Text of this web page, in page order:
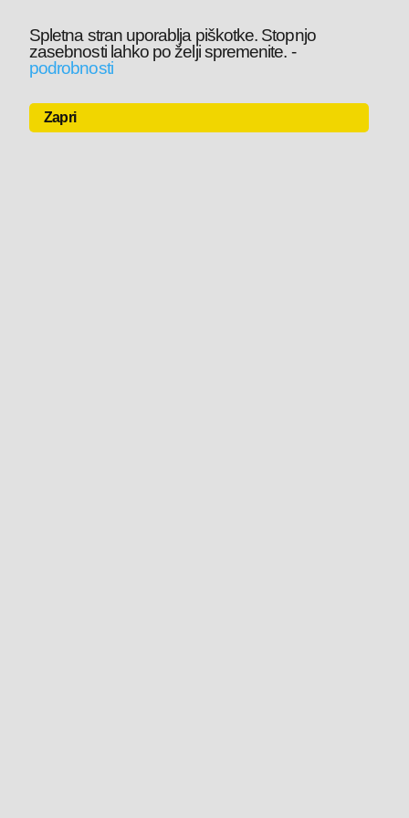
Spletna stran uporablja piškotke. Stopnjo
zasebnosti lahko po želji spremenite. -
podrobnosti
Zapri